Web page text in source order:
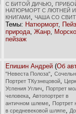
С БИТОЙ ДИЧЬЮ
НАТЮРМОРТ С ЛЮТНЕЙ И
КНИГАМИ
ЧАША СО
Темы: Натюрморт,
природа Жанр
пейзаж
Епишин Андрей (Об
"Невеста Полоза"
Портрет ТКузнецовой
Успения Углич
Портрет
человека
Автопортрет в
античном шлеме
Портрет
в средневековой шляпе